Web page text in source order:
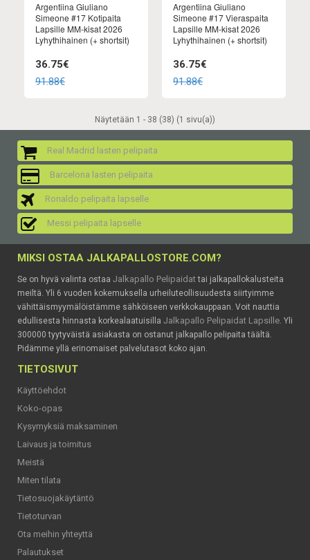
Argentiina Giuliano
Simeone #17 Kotipaita
Lapsille MM-kisat 2026
Lyhythihainen (+ shortsit)
36.75€
91.88€
Argentiina Giuliano
Simeone #17 Vieraspaita
Lapsille MM-kisat 2026
Lyhythihainen (+ shortsit)
36.75€
91.88€
Näytetään 1 - 38 (38) (1 sivu(a))
Real Madrid lasten pelipaita
Barcelona lasten pelipaita
Ronaldo pelipaita lapselle
Messi pelipaita lapselle
MIKSI OSTAA JALKAPALLOSTORE.COM?
Se on hyvä valinta ostaa Jalkapallo Pelipaidattai jalkapallokalusteita
meiltä. Yli 6 vuoden kokemuksella urheiluteollisuudesta siirtyimme
vähittäismyymälöistämme sähköiseen verkkokauppaan. Voit nauttia
edullisesta hinnasta korkealaatuisilla Jalkapallo Pelipaidat Lapsille . Yli
300000 tyytyväistä asiakasta on ostanut jalkapallo pelipaita täältä.
Pidämme yllä erinomaiset palvelutasot koko ajan.
TIETOSIVUT
Käyttöehdot
Koko-opas
Kysymyksiä maksaminen
Laivaus ja toimitus
Meistä
Miten tilata
Tietosuojakäytäntö
Tietoturvan
Ota meihin yhteyttä
Palautukset